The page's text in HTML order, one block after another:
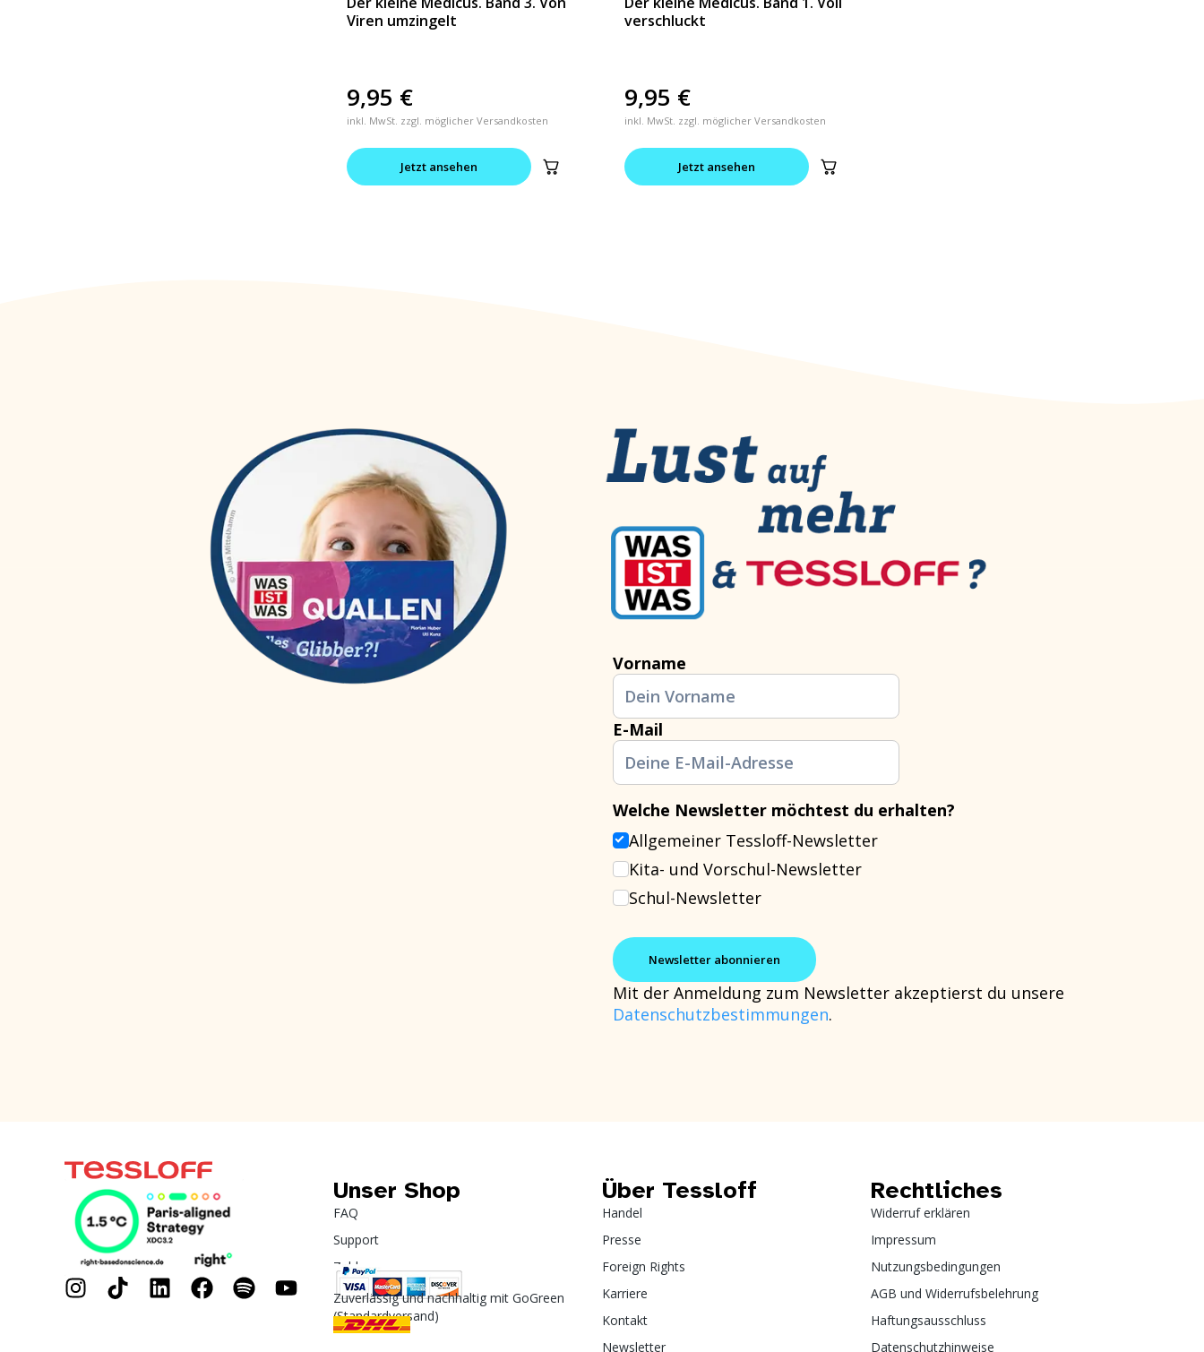
Viren umzingelt
9,95 €
inkl. MwSt. zzgl. möglicher Versandkosten
Jetzt ansehen
verschluckt
9,95 €
inkl. MwSt. zzgl. möglicher Versandkosten
Jetzt ansehen
Vorname
E-Mail
Welche Newsletter möchtest du erhalten?
Allgemeiner Tessloff-Newsletter
Kita- und Vorschul-Newsletter
Schul-Newsletter
Mit der Anmeldung zum Newsletter akzeptierst du unsere
Datenschutzbestimmungen.
Unser Shop
FAQ
Support
Zahlung
Zuverlässig und nachhaltig mit GoGreen
(Standardversand)
Über Tessloff
Handel
Presse
Foreign Rights
Karriere
Kontakt
Newsletter
Rechtliches
Widerruf erklären
Impressum
Nutzungsbedingungen
AGB und Widerrufsbelehrung
Haftungsausschluss
Datenschutzhinweise